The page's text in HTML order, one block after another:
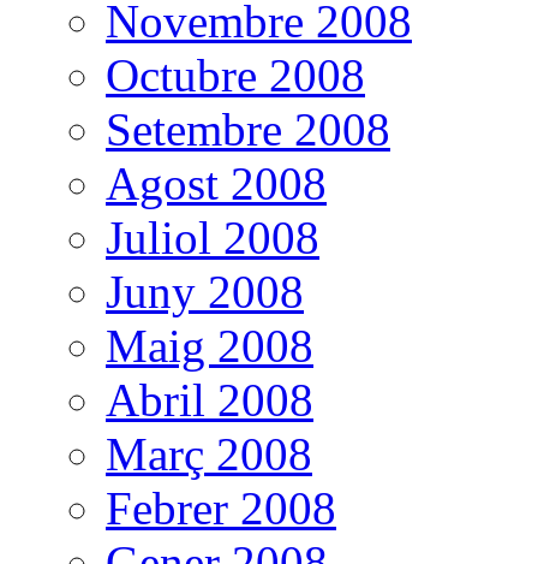
Novembre 2008
Octubre 2008
Setembre 2008
Agost 2008
Juliol 2008
Juny 2008
Maig 2008
Abril 2008
Març 2008
Febrer 2008